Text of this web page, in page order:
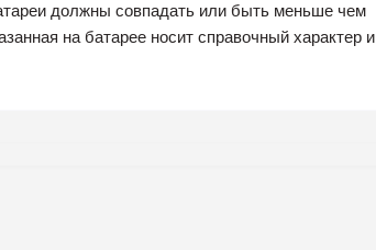
должны совпадать или быть меньше чем
на батарее носит справочный характер и